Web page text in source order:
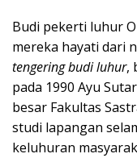
Budi pekerti luhur
mereka hayati dari
tengering budi luhur,
pada 1990 Ayu
besar Fakultas
studi lapangan
keluhuran